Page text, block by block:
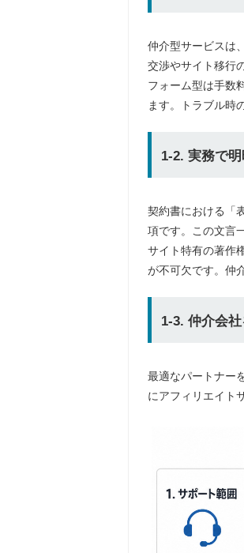
仲介型サービスは
交渉やサイト移行
フォーム型は手数
ます。トラブル時
1-2. 実務で
契約書における「
項です。この文言
サイト特有の著作
が不可欠です。仲
1-3. 仲介会
最適なパートナー
にアフィリエイト